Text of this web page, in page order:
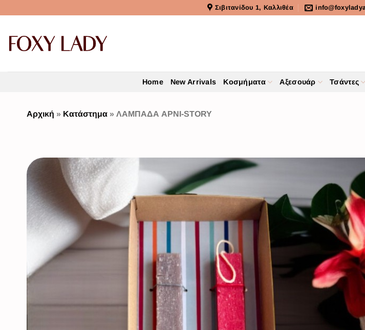
Σιβιτανίδου 1, Καλλιθέα
Home New Arrivals Κοσμήματα Αξεσουάρ Τσάντες
Αρχική » Κατάστημα » ΛΑΜΠΑΔΑ ΑΡΝΙ-STORY